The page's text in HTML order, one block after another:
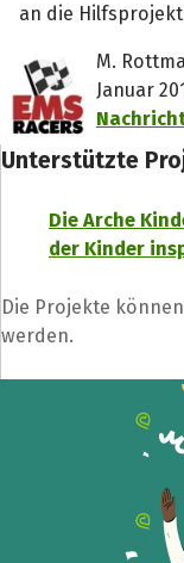
an die
M.
Januar
Unterstützte
Die Arche
der Kinder
Die Projekte
werden.